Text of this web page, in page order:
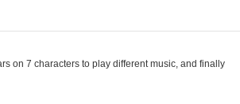
on 7 characters to play different music, and finally